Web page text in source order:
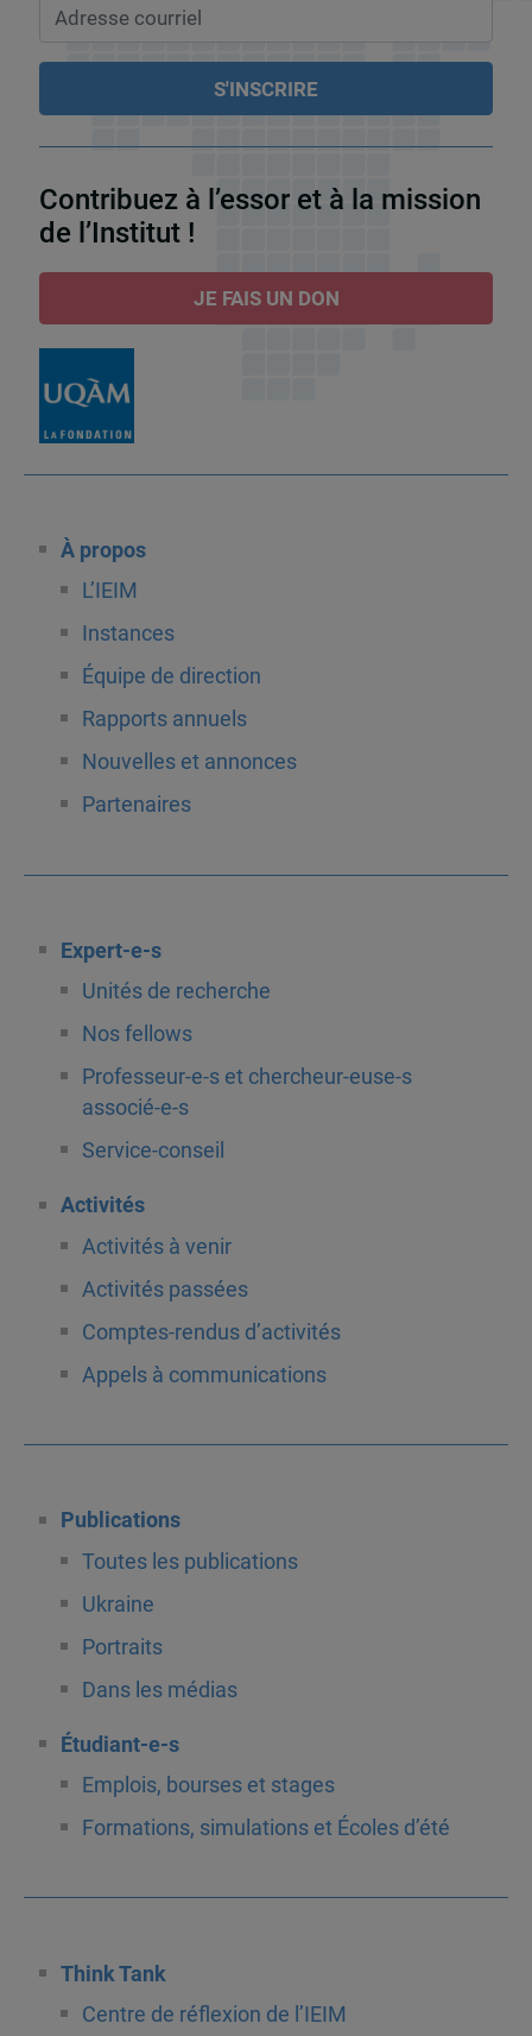
Contribuez à l’essor et à la mission
de l’Institut !
JE FAIS UN DON
À propos
L’IEIM
Instances
Équipe de direction
Rapports annuels
Nouvelles et annonces
Partenaires
Expert-e-s
Unités de recherche
Nos fellows
Professeur-e-s et chercheur-euse-s
associé-e-s
Service-conseil
Activités
Activités à venir
Activités passées
Comptes-rendus d’activités
Appels à communications
Publications
Toutes les publications
Ukraine
Portraits
Dans les médias
Étudiant-e-s
Emplois, bourses et stages
Formations, simulations et Écoles d’été
Think Tank
Centre de réflexion de l’IEIM